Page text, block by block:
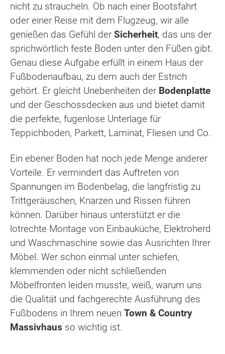
nicht zu straucheln. Ob nach einer Bootsfahrt
oder einer Reise mit dem Flugzeug, wir alle
genießen das Gefühl der Sicherheit, das uns der
sprichwörtlich feste Boden unter den Füßen gibt.
Genau diese Aufgabe erfüllt in einem Haus der
Fußbodenaufbau, zu dem auch der Estrich
gehört. Er gleicht Unebenheiten der Bodenplatte
und der Geschossdecken aus und bietet damit
die perfekte, fugenlose Unterlage für
Teppichboden, Parkett, Laminat, Fliesen und Co.
Ein ebener Boden hat noch jede Menge anderer
Vorteile. Er vermindert das Auftreten von
Spannungen im Bodenbelag, die langfristig zu
Trittgeräuschen, Knarzen und Rissen führen
können. Darüber hinaus unterstützt er die
lotrechte Montage von Einbauküche, Elektroherd
und Waschmaschine sowie das Ausrichten Ihrer
Möbel. Wer schon einmal unter schiefen,
klemmenden oder nicht schließenden
Möbelfronten leiden musste, weiß, warum uns
die Qualität und fachgerechte Ausführung des
Fußbodens in Ihrem neuen Town & Country
Massivhaus so wichtig ist.